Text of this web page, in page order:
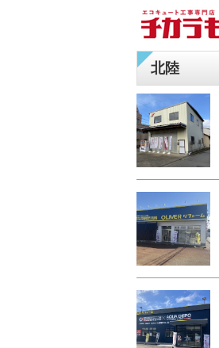
北陸